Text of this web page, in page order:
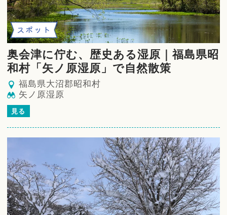
スポット
奥会津に佇む、歴史ある湿原｜福島県昭
和村「矢ノ原湿原」で自然散策
福島県大沼郡昭和村
矢ノ原湿原
見る